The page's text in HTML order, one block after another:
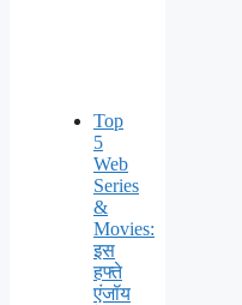
Top
5
Web
Series
&
Movies:
इस
हफ्ते
एंजॉय